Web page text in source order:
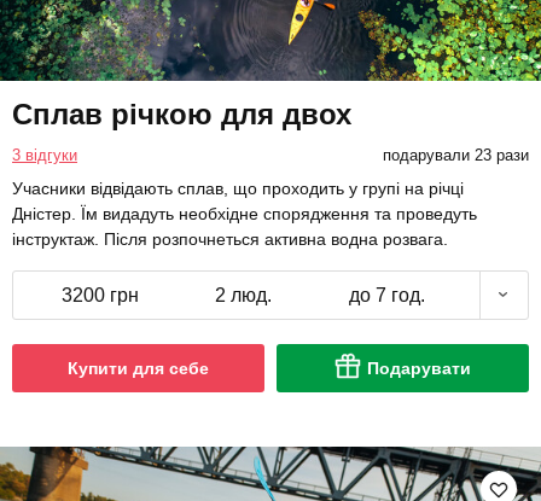
Сплав річкою для двох
3 відгуки подарували 23 рази
Учасники відвідають сплав, що проходить у групі на річці
Дністер. Їм видадуть необхідне спорядження та проведуть
інструктаж. Після розпочнеться активна водна розвага.
3200 грн 2 люд. до 7 год.
Купити для себе Подарувати